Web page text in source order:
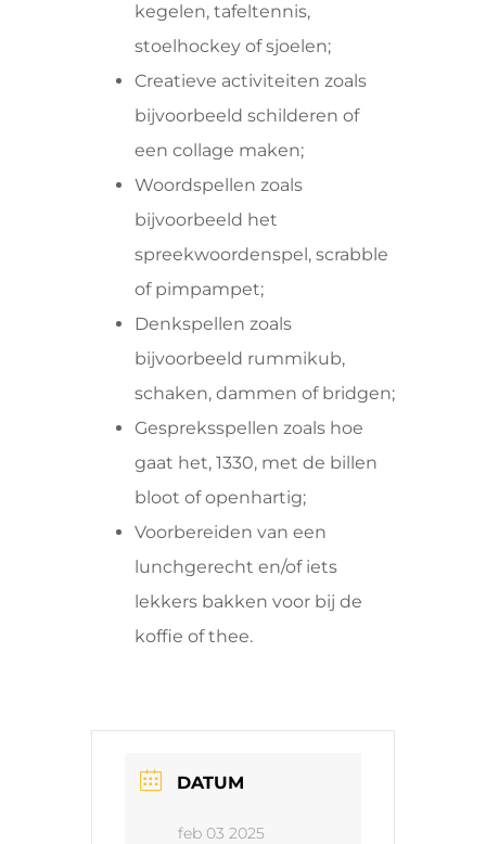
kegelen, tafeltennis,
stoelhockey of sjoelen;
Creatieve activiteiten zoals
bijvoorbeeld schilderen of
een collage maken;
Woordspellen zoals
bijvoorbeeld het
spreekwoordenspel, scrabble
of pimpampet;
Denkspellen zoals
bijvoorbeeld rummikub,
schaken, dammen of bridgen;
Gespreksspellen zoals hoe
gaat het, 1330, met de billen
bloot of openhartig;
Voorbereiden van een
lunchgerecht en/of iets
lekkers bakken voor bij de
koffie of thee.
DATUM
feb 03 2025